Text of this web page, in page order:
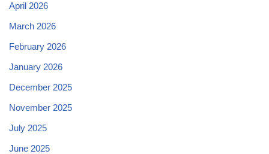
April 2026
March 2026
February 2026
January 2026
December 2025
November 2025
July 2025
June 2025